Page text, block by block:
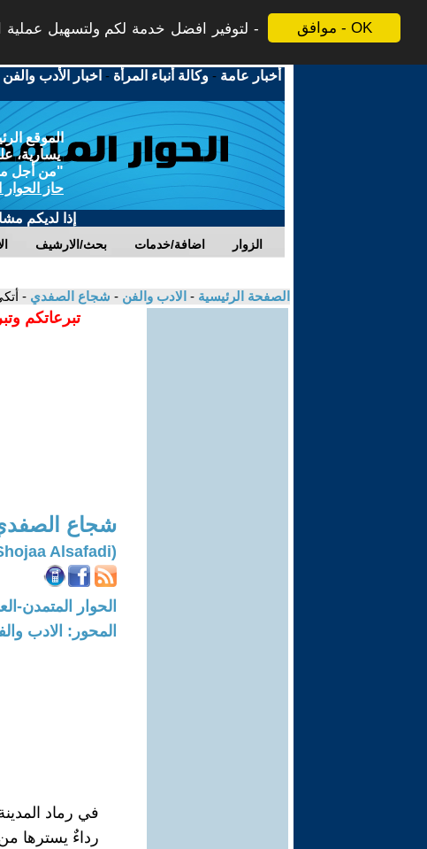
موافق - OK
لتوفير افضل خدمة لكم ولتسهيل عملية
أخبار عامة -وكالة أنباء المرأة - اخبار الأدب والفن
الموقع
يسارية،
"من أجل
حاز
إذا لديكم
بحث/الارشيف اضافة/خدمات الزوار
الصفحة الرئيسية - الادب والفن - شجاع الصفدي -
تبرعاتكم
شجاع
(Shojaa Alsafadi)
الحوار المتمدن-العدد: 1209 - 2005 / 5 /
المحور: الادب
في رماد
رداءٌ يسترها